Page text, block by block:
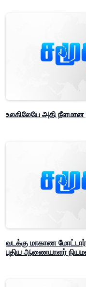
உலகிலேயே அதி
வடக்கு மாகாண
புதிய ஆணையாளர்